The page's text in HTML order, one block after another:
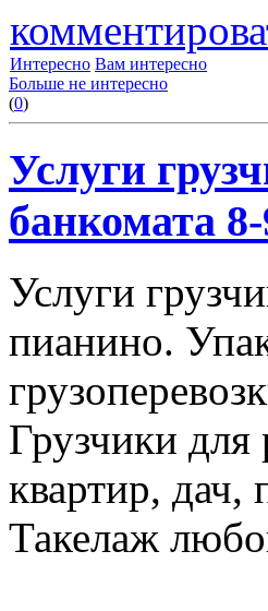
Интересно Вам интересно
Больше не интересно
(0)
Услуги
банкомата
Услуги
пианино.
Грузчики для
квартир, дач,
Такелаж